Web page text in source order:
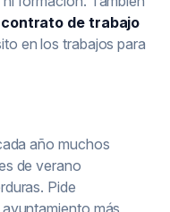
de trabajo
en los trabajos para
año muchos
de verano
Pide
más